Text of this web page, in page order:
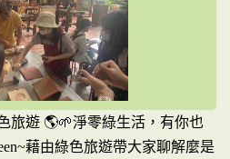
旅遊 🌎🌱淨零綠生活，有你也
藉由綠色旅遊帶大家聊解麼是